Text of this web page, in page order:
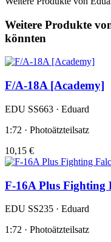
Weitere Produkte
könnten
F/A-18A [Academy]
EDU SS663 · Eduard
1:72 · Photoätzteilsatz
10,15 €
F-16A Plus Fighting
EDU SS235 · Eduard
1:72 · Photoätzteilsatz